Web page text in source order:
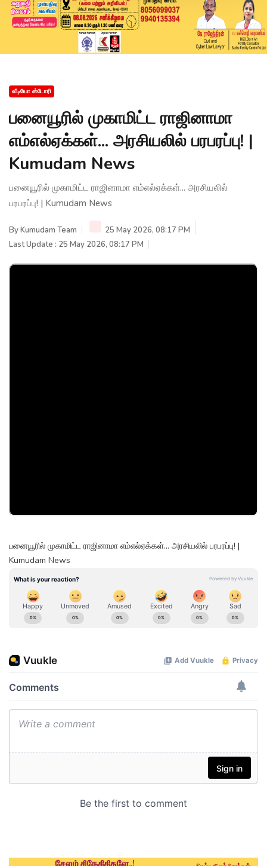
வீடியோ ஸ்டோரி
பனையூரில் முகாமிட்ட ராஜினாமா
எம்எல்ஏக்கள்... அரசியலில் பரபரப்பு! |
Kumudam News
பனையூரில் முகாமிட்ட ராஜினாமா எம்எல்ஏக்கள்... அரசியலில்
பரபரப்பு! | Kumudam News
ByKumudam Team
25 May 2026, 08:17 PM
Last Update : 25 May 2026, 08:17 PM
பனையூரில் முகாமிட்ட ராஜினாமா எம்எல்ஏக்கள்... அரசியலில் பரபரப்பு! |
Kumudam News